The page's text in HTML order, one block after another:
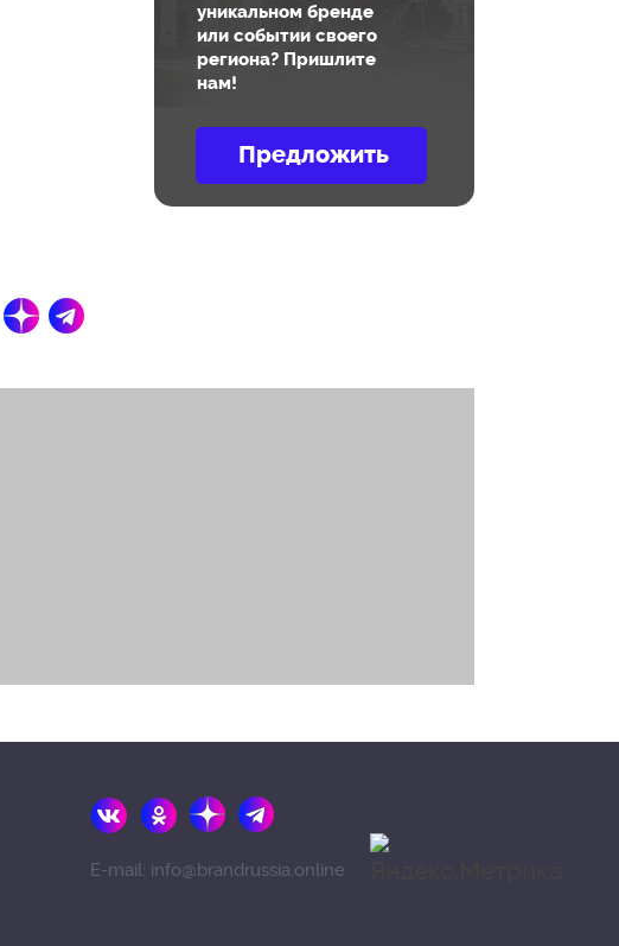
уникальном бренде
или событии своего
региона? Пришлите
нам!
E-mail: info@brandrussia.online